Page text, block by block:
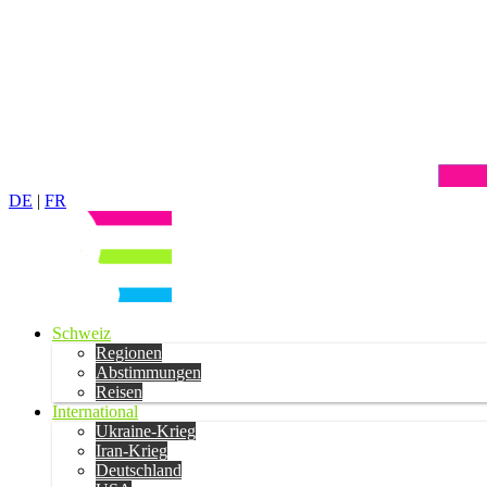
DE | FR
Schweiz
Regionen
Abstimmungen
Reisen
International
Ukraine-Krieg
Iran-Krieg
Deutschland